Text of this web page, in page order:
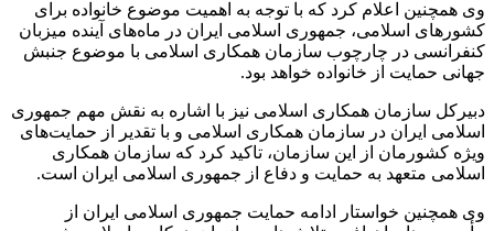
وی همچنین اعلام کرد که با توجه به اهمیت موضوع خانواده برای
کشورهای اسلامی، جمهوری اسلامی ایران در ماه‌های آینده میزبان
کنفرانسی در چارچوب سازمان همکاری اسلامی با موضوع جنبش
جهانی حمایت از خانواده خواهد بود.
دبیرکل سازمان همکاری اسلامی نیز با اشاره به نقش مهم جمهوری
اسلامی ایران در سازمان همکاری اسلامی و با تقدیر از حمایت‌های
ویژه کشورمان از این سازمان، تاکید کرد که سازمان همکاری
اسلامی متعهد به حمایت و دفاع از جمهوری اسلامی ایران است.
وی همچنین خواستار ادامه حمایت جمهوری اسلامی ایران از